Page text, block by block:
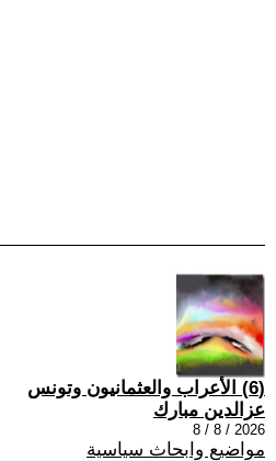
(6) الأعراب والعثمانيون وتونس
عزالدين مبارك
2026 / 8 / 8
مواضيع وابحاث سياسية